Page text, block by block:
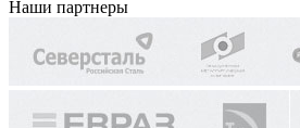
Наши партнеры